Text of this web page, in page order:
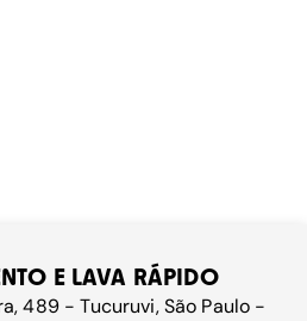
E LAVA RÁPIDO
489 - Tucuruvi, São Paulo -